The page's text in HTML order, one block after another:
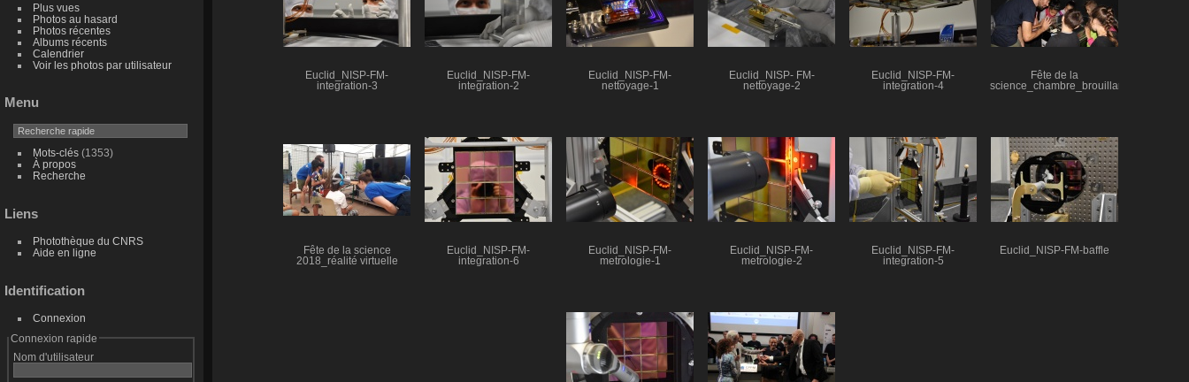
Plus vues
Photos au hasard
Photos récentes
Albums récents
Calendrier
Voir les photos par utilisateur
Menu
Mots-clés(1353)
À propos
Recherche
Liens
Photothèque du CNRS
Aide en ligne
Identification
Connexion
Connexion rapide
Nom d'utilisateur
Euclid_NISP-FM-
integration-3
Euclid_NISP-FM-
integration-2
Euclid_NISP-FM-
nettoyage-1
Euclid_NISP- FM-
nettoyage-2
Euclid_NISP-FM-
integration-4
Fête de la
science_chambre_brouillard
Fête de la science
2018_réalité virtuelle
Euclid_NISP-FM-
integration-6
Euclid_NISP-FM-
metrologie-1
Euclid_NISP-FM-
metrologie-2
Euclid_NISP-FM-
integration-5
Euclid_NISP-FM-baffle